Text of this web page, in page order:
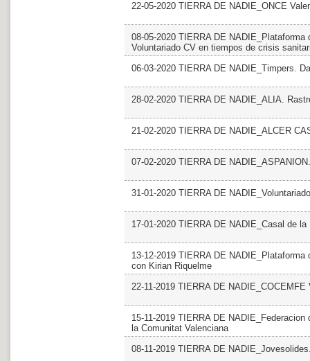
22-05-2020 TIERRA DE NADIE_ONCE
08-05-2020 TIERRA DE
Voluntariado CV en tiempos de crisis
06-03-2020 TIERRA DE NADIE_Timpers.
28-02-2020 TIERRA DE NADIE_ALIA.
21-02-2020 TIERRA DE NADIE_ALCER
07-02-2020 TIERRA DE
31-01-2020 TIERRA DE
17-01-2020 TIERRA DE NADIE_Casal de
13-12-2019 TIERRA DE
con Kirian Riquelme
22-11-2019 TIERRA DE
15-11-2019 TIERRA DE
la Comunitat Valenciana
08-11-2019 TIERRA DE